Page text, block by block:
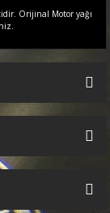
Orijinal Motor yağı